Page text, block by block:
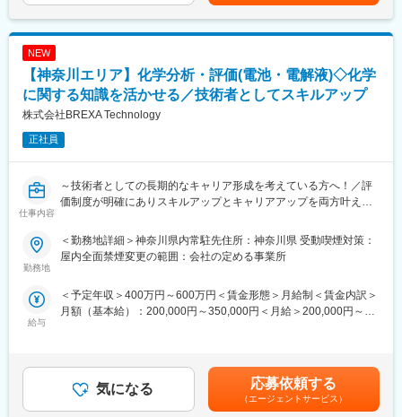
部門間でのコミュニケーションが活発で、柔軟な働き方も可能で
リーダー経験を活かし、グローバル拠点や専門領域でのさらなる
キャリアアップが目指せます。
■企業の特徴/魅力
変更の範囲：会社の定める業務
・関連部署との情報共有と連携
・報告書作成および結果のフィードバック など
※スキルや経験素養に応じて別業務をご提示させていただく場合も
と思います※
■保有案件の属性
化学エンジニアとして幅広い場面でご活躍の想定や、個々人の希
望やスキル経験に合わせて、自動車メーカーや製薬メーカー、半
導体関連、大学研究機関など様々なご準備があります。
気など）
・分析系（医薬品分析、単離・精製、成分分析、構造解析、バリ
躍の場があります。
技術者として様様なキャリアを選択頂けます。
化学系の技術者としてスタートしたのちに、機械電気などの別分
また、技術者としての経験を活かして採用担当への挑戦や社内向
け技術講師といったことある職種への挑戦も可能となっているな
ど、幅広い選択肢が準備されています。
NEW
【神奈川エリア】化学分析・評価(電池・電解液)◇化学
に関する知識を活かせる／技術者としてスキルアップ
株式会社BREXA Technology
正社員
仕事内容
～技術者としての長期的なキャリア形成を考えている方へ！／評
価制度が明確にありスキルアップとキャリアアップを両方叶え
す！～
材料の分析・解析を通じて材料開発支援を担当していただきま
す。
■当社の魅力：
多様なジャンルの研究開発経験を積む事が可能です。
上場企業を中心とした大手メーカーに研究者のスキル・知識・経
勤務地
＜勤務地詳細＞神奈川県内常駐先住所：神奈川県 受動喫煙対策：
屋内全面禁煙変更の範囲：会社の定める事業所
給与
＜予定年収＞400万円～600万円＜賃金形態＞月給制＜賃金内訳＞
月額（基本給）：200,000円～350,000円＜月給＞200,000円～
の金額であり、選考を通じて上下する可能性があります。月給(月
額)は固定手当を含めた表記です。
気になる 応募依頼する
（エージェントサービス）